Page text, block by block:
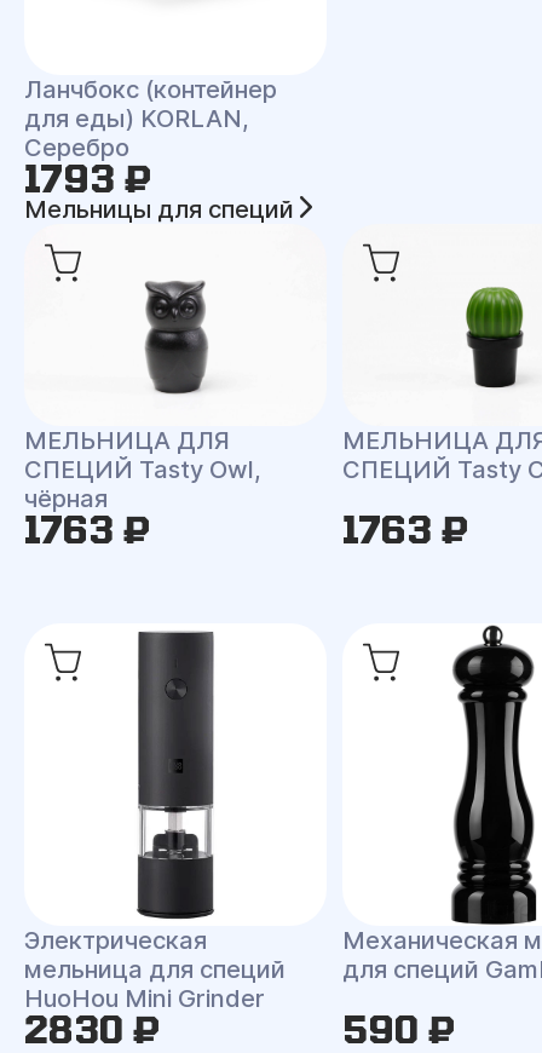
Ланчбокс (контейнер
для еды) KORLAN,
Серебро
1793 ₽
Мельницы для специй
МЕЛЬНИЦА ДЛЯ
СПЕЦИЙ Tasty Owl,
чёрная
1763 ₽
МЕЛЬНИЦА
СПЕЦИЙ Tasty
1763 ₽
Электрическая
мельница для специй
HuoHou Mini Grinder
2830 ₽
Механическая
для специй
590 ₽